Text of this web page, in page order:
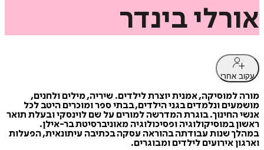
אורלי בינדר
עקוב אחרי
מורה למוסיקה, אמנית יוצרת לילדים. שיריה, מילים ולחנים,
מושמעים ונלמדים בגני הילדים, בבתי ספר ומוכרים היטב לכל
אנשי החינוך. בוגרת המדרשה למורים על שם לוינסקי ובעלת תואר
ראשון במוסיקולוגיה ופסיכולוגיה מאוניברסיטת בר-אילן.
במהלך שנות עבודתה בהוראה עסקה בכתיבה עיתונאית, הפעלות
וארגון אירועים לילדים ומבוגרים.